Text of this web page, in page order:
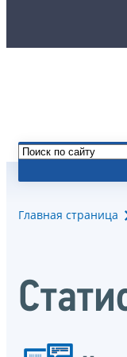
Главная страница